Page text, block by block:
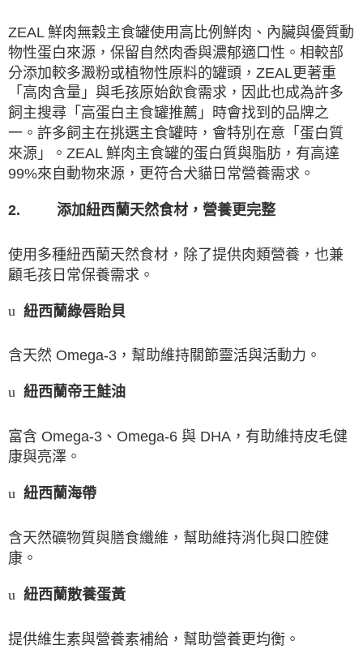
ZEAL 鮮肉無穀主食罐使用高比例鮮肉、內臟與優質動
物性蛋白來源，保留自然肉香與濃郁適口性。相較部
分添加較多澱粉或植物性原料的罐頭， ZEAL更著重
「高肉含量」與毛孩原始飲食需求，因此也成為許多
飼主搜尋「高蛋白主食罐推薦」時會找到的品牌之
一。許多飼主在挑選主食罐時，會特別在意「蛋白質
來源」。 ZEAL 鮮肉主食罐的蛋白質與脂肪，有高達
99%來自動物來源，更符合犬貓日常營養需求。
2. 添加紐西蘭天然食材，營養更完整
使用多種紐西蘭天然食材，除了提供肉類營養，也兼
顧毛孩日常保養需求。
u 紐西蘭綠唇貽貝
含天然 Omega-3 ，幫助維持關節靈活與活動力。
u 紐西蘭帝王鮭油
富含 Omega-3 、 Omega-6 與 DHA ，有助維持皮毛健
康與亮澤。
u 紐西蘭海帶
含天然礦物質與膳食纖維，幫助維持消化與口腔健
康。
u 紐西蘭散養蛋黃
提供維生素與營養素補給，幫助營養更均衡。